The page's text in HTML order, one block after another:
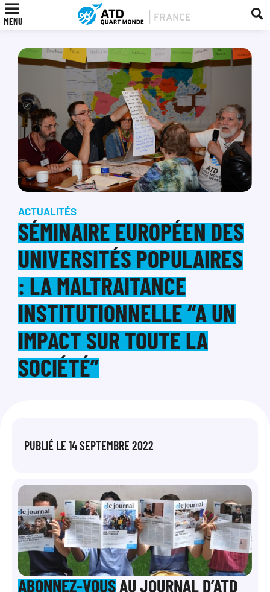
MENU
ACTUALITÉS
SÉMINAIRE EUROPÉEN DES
UNIVERSITÉS POPULAIRES
: LA MALTRAITANCE
INSTITUTIONNELLE “A UN
IMPACT SUR TOUTE LA
SOCIÉTÉ”
PUBLIÉ LE 14 SEPTEMBRE 2022
ABONNEZ-VOUSAU JOURNAL D’ATD